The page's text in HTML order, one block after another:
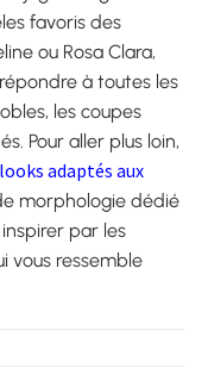
favoris des
ou Rosa Clara,
à toutes les
les coupes
Pour aller plus loin,
adaptés aux
morphologie dédié
par les
vous ressemble